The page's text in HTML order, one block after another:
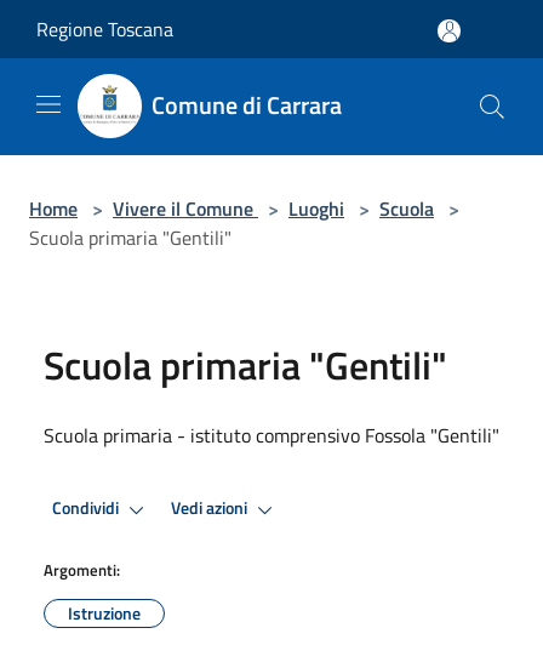
Regione Toscana
Comune di Carrara
Home > Vivere il Comune > Luoghi > Scuola >
Scuola primaria "Gentili"
Scuola primaria "Gentili"
Scuola primaria - istituto comprensivo Fossola "Gentili"
Condividi Vedi azioni
Argomenti:
Istruzione